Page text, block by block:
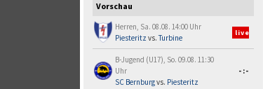
Vorschau
Herren, Sa. 08.08. 14:00 Uhr
Piesteritz vs.Turbine
live
B-Jugend (U17), So. 09.08. 11:30
Uhr
SC Bernburgvs. Piesteritz
-:-